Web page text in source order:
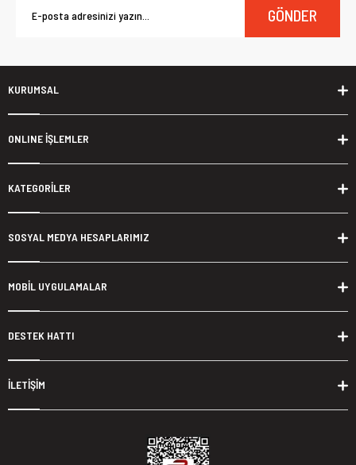
GÖNDER
KURUMSAL
ONLINE İŞLEMLER
KATEGORİLER
SOSYAL MEDYA HESAPLARIMIZ
MOBİL UYGULAMALAR
DESTEK HATTI
İLETİŞİM